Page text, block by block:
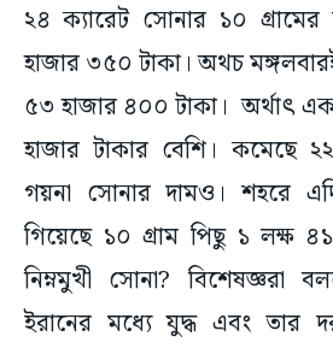
২৪ ক্যারেট সোনার ১০
হাজার ৩৫০ টাকা। অথচ
৫৩ হাজার ৪০০ টাকা। অর্থাৎ
হাজার টাকার বেশি। কমেছে
গয়না সোনার দামও। শহরে
গিয়েছে ১০ গ্রাম পিছু ১ লক্ষ
নিম্নমুখী সোনা? বিশেষজ্ঞরা
ইরানের মধ্যে যুদ্ধ এবং